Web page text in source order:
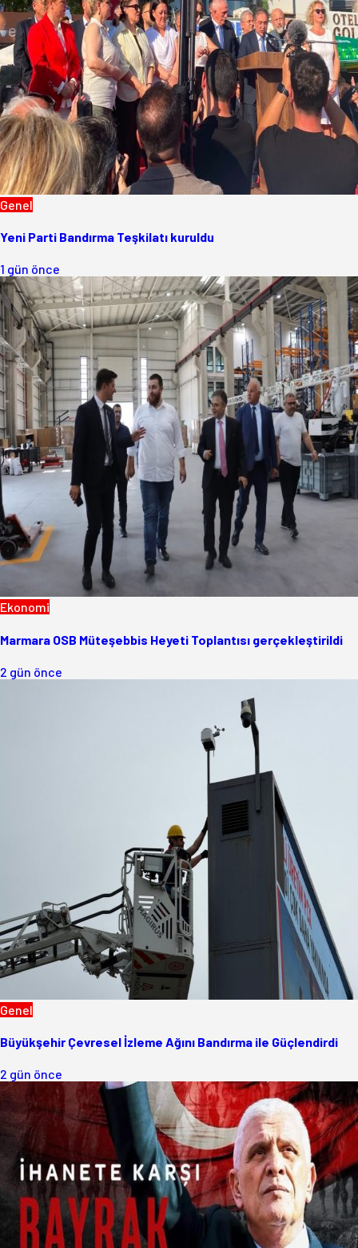
Genel
Yeni Parti Bandırma Teşkilatı kuruldu
1 gün önce
Ekonomi
Marmara OSB Müteşebbis Heyeti Toplantısı gerçekleştirildi
2 gün önce
Genel
Büyükşehir Çevresel İzleme Ağını Bandırma ile Güçlendirdi
2 gün önce